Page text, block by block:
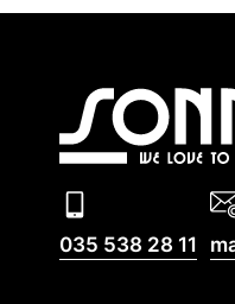
035 538 28 11